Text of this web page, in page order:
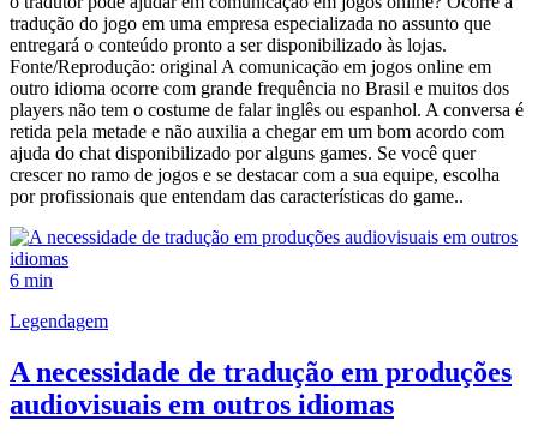
tradução do jogo em uma empresa especializada no assunto que
entregará o conteúdo pronto a ser disponibilizado às lojas.
Fonte/Reprodução: original A comunicação em jogos online em
outro idioma ocorre com grande frequência no Brasil e muitos dos
players não tem o costume de falar inglês ou espanhol. A conversa é
retida pela metade e não auxilia a chegar em um bom acordo com
ajuda do chat disponibilizado por alguns games. Se você quer
crescer no ramo de jogos e se destacar com a sua equipe, escolha
por profissionais que entendam das características do game..
6 min
Legendagem
A necessidade de tradução em produções
audiovisuais em outros idiomas